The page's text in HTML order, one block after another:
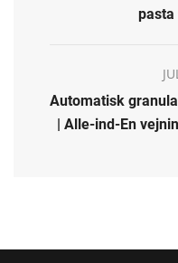
pasta
Automatisk
| Alle-ind-En